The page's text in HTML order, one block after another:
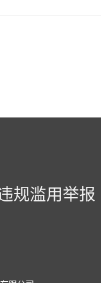
规滥用举报